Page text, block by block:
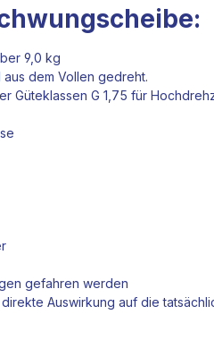
9,0 kg
dem Vollen gedreht.
Güteklassen G 1,75 für
gefahren werden
Auswirkung auf die